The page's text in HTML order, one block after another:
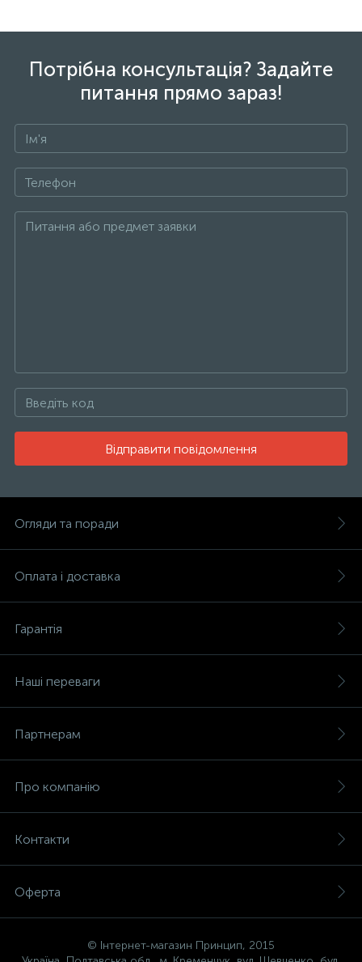
Потрібна консультація? Задайте
питання прямо зараз!
Відправити повідомлення
Огляди та поради
Оплата і доставка
Гарантія
Наші переваги
Партнерам
Про компанію
Контакти
Оферта
© Інтернет-магазин Принцип, 2015